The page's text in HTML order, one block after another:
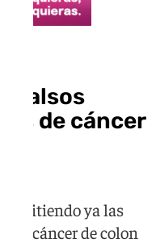
falsos
de cáncer
repitiendo ya las
en cáncer de colon